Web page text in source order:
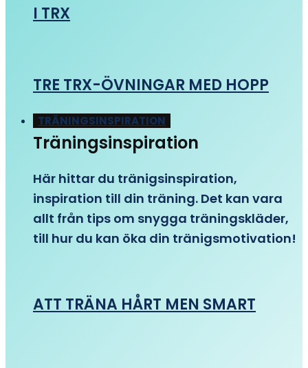
I TRX
TRE TRX-ÖVNINGAR MED HOPP
TRÄNINGSINSPIRATION
Träningsinspiration
Här hittar du tränigsinspiration,
inspiration till din träning. Det kan vara
allt från tips om snygga träningskläder,
till hur du kan öka din tränigsmotivation!
ATT TRÄNA HÅRT MEN SMART